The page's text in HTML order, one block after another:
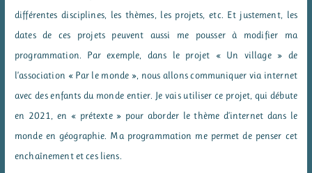
différentes disciplines, les thèmes, les projets, etc. Et justement, les
dates de ces projets peuvent aussi me pousser à modifier ma
programmation. Par exemple, dans le projet « Un village » de
l’association « Par le monde », nous allons communiquer via internet
avec des enfants du monde entier. Je vais utiliser ce projet, qui débute
en 2021, en « prétexte » pour aborder le thème d’internet dans le
monde en géographie. Ma programmation me permet de penser cet
enchaînement et ces liens.